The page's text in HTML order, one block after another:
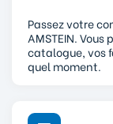
Passez votre
AMSTEIN.
catalogue, vos
quel moment.